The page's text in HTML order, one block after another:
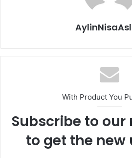
With Product You
Subscribe to
to get the new